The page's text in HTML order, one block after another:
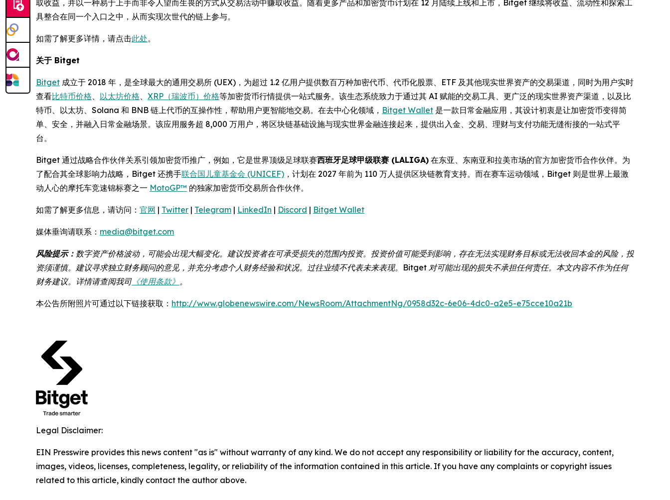
取收益，并以一种易于上手而非令人望而生畏的方式从交易活动中赚取收益。随着更多产品和加密货币计划在 12 月陆续上线和上市，Bitget 继续将收益、流动性和探索工
具整合在同一个入口之中，从而实现次世代的链上参与。
如需了解更多详情，请点击此处。
关于 Bitget
Bitget 成立于 2018 年，是全球最大的通用交易所 (UEX)，为超过 1.2 亿用户提供数百万种加密代币、代币化股票、ETF 及其他现实世界资产的交易渠道，同时为用户实时
查看比特币价格、 以太坊价格、 XRP（瑞波币）价格等加密货币行情提供一站式服务。该生态系统致力于通过其 AI 赋能的交易工具、更广泛的现实世界资产渠道，以及比
特币、以太坊、Solana 和 BNB 链上代币的互操作性，帮助用户更智能地交易。在去中心化领域， Bitget Wallet 是一款日常金融应用，其设计初衷是让加密货币变得简
单、安全，并融入日常金融场景。该应用服务超 8,000 万用户，将区块链基础设施与现实世界金融连接起来，提供出入金、交易、理财与支付功能无缝衔接的一站式平
台。
Bitget 通过战略合作伙伴关系引领加密货币推广，例如，它是世界顶级足球联赛西班牙足球甲级联赛 (LALIGA) 在东亚、东南亚和拉美市场的官方加密货币合作伙伴。为
了配合其全球影响力战略，Bitget 还携手联合国儿童基金会 (UNICEF) ，计划在 2027 年前为 110 万人提供区块链教育支持。而在赛车运动领域，Bitget 则是世界上最激
动人心的摩托车竞速锦标赛之一 MotoGP™ 的独家加密货币交易所合作伙伴。
如需了解更多信息，请访问： 官网 | Twitter | Telegram | LinkedIn | Discord | Bitget Wallet
媒体垂询请联系： media@bitget.com
风险提示： 数字资产价格波动，可能会出现大幅变化。建议投资者在可承受损失的范围内投资。投资价值可能受到影响，存在无法实现财务目标或无法收回本金的风险，投
资须谨慎。建议寻求独立财务顾问的意见，并充分考虑个人财务经验和状况。过往业绩不代表未来表现。Bitget 对可能出现的损失不承担任何责任。本文内容不作为任何
财务建议。详情请查阅我司《使用条款》 。
本公告所附照片可通过以下链接获取： http://www.globenewswire.com/NewsRoom/AttachmentNg/0958d32c-6e06-4dc0-a2e5-e75cce10a21b
Legal Disclaimer:
EIN Presswire provides this news content "as is" without warranty of any kind. We do not accept any responsibility or liability for the accuracy, content,
images, videos, licenses, completeness, legality, or reliability of the information contained in this article. If you have any complaints or copyright issues
related to this article, kindly contact the author above.